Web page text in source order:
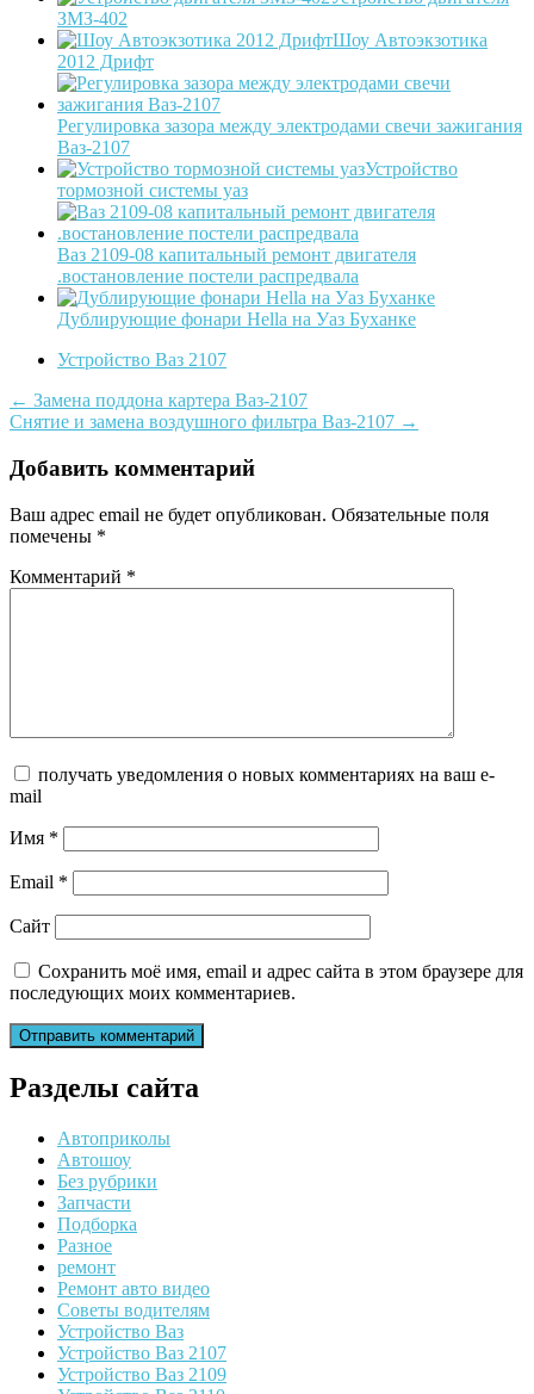
ЗМЗ-402
Шоу Автоэкзотика
2012 Дрифт
Регулировка зазора между электродами свечи зажигания
Ваз-2107
Устройство
тормозной системы уаз
Ваз 2109-08 капитальный ремонт двигателя
.востановление постели распредвала
Дублирующие фонари Hella на Уаз Буханке
Устройство Ваз 2107
Post
navigation
← Замена поддона картера Ваз-2107
Снятие и замена воздушного фильтра Ваз-2107 →
Добавить комментарий
Ваш адрес email не будет опубликован. Обязательные поля
помечены *
Комментарий *
получать уведомления о новых комментариях на ваш e-
mail
Имя *
Email *
Сайт
Сохранить моё имя, email и адрес сайта в этом браузере для
последующих моих комментариев.
Разделы сайта
Автоприколы
Автошоу
Без рубрики
Запчасти
Подборка
Разное
ремонт
Ремонт авто видео
Советы водителям
Устройство Ваз
Устройство Ваз 2107
Устройство Ваз 2109